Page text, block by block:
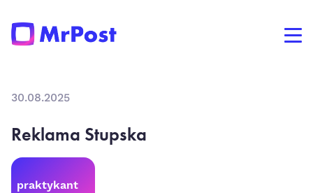
30.08.2025
Reklama Stupska
praktykant